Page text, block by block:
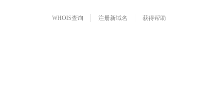
WHOIS查询 注册新域名 获得帮助